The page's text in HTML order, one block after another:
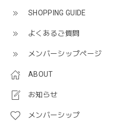
SHOPPING GUIDE
よくあるご質問
メンバーシップページ
ABOUT
お知らせ
メンバーシップ